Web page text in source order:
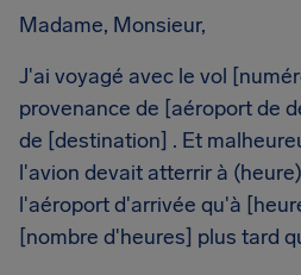
Madame, Monsieur,
J'ai voyagé avec le vol
provenance de [aéroport de
de [destination] . Et
l'avion devait atterrir à
l'aéroport d'arrivée qu'à
[nombre d'heures] plus tard